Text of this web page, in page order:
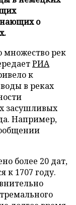
о
множество рек
РИА
к
в реках
засушливых
Например,
более 20 дат,
к 1707 году.